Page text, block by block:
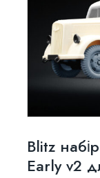
Blitz
Early v2